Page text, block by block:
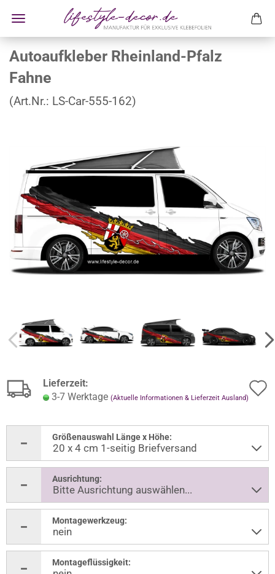
Autoaufkleber Rheinland-Pfalz
Fahne
(Art.Nr.: LS-Car-555-162)
Lieferzeit:
3-7 Werktage (Aktuelle Informationen & Lieferzeit Ausland)
Größenauswahl Länge x Höhe:
Ausrichtung:
Montagewerkzeug:
Montageflüssigkeit: